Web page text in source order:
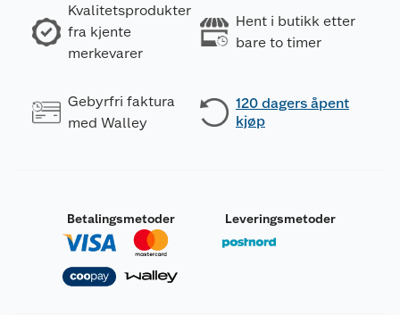
Kvalitetsprodukter
fra kjente
merkevarer
Hent i butikk etter
bare to timer
Gebyrfri faktura
med Walley
120 dagers åpent
kjøp
Betalingsmetoder Leveringsmetoder